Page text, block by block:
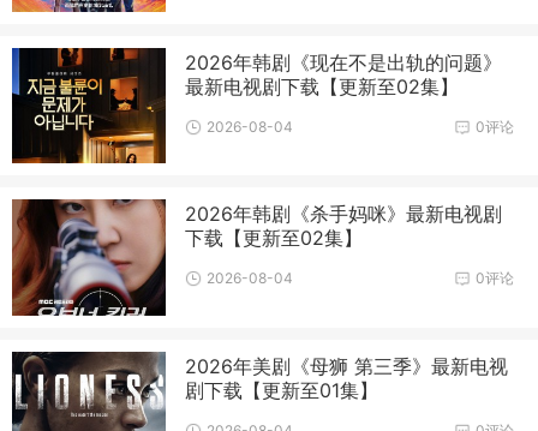
2026年韩剧《现在不是出轨的问题》
最新电视剧下载【更新至02集】
0评论
2026-08-04
2026年韩剧《杀手妈咪》最新电视剧
下载【更新至02集】
0评论
2026-08-04
2026年美剧《母狮 第三季》最新电视
剧下载【更新至01集】